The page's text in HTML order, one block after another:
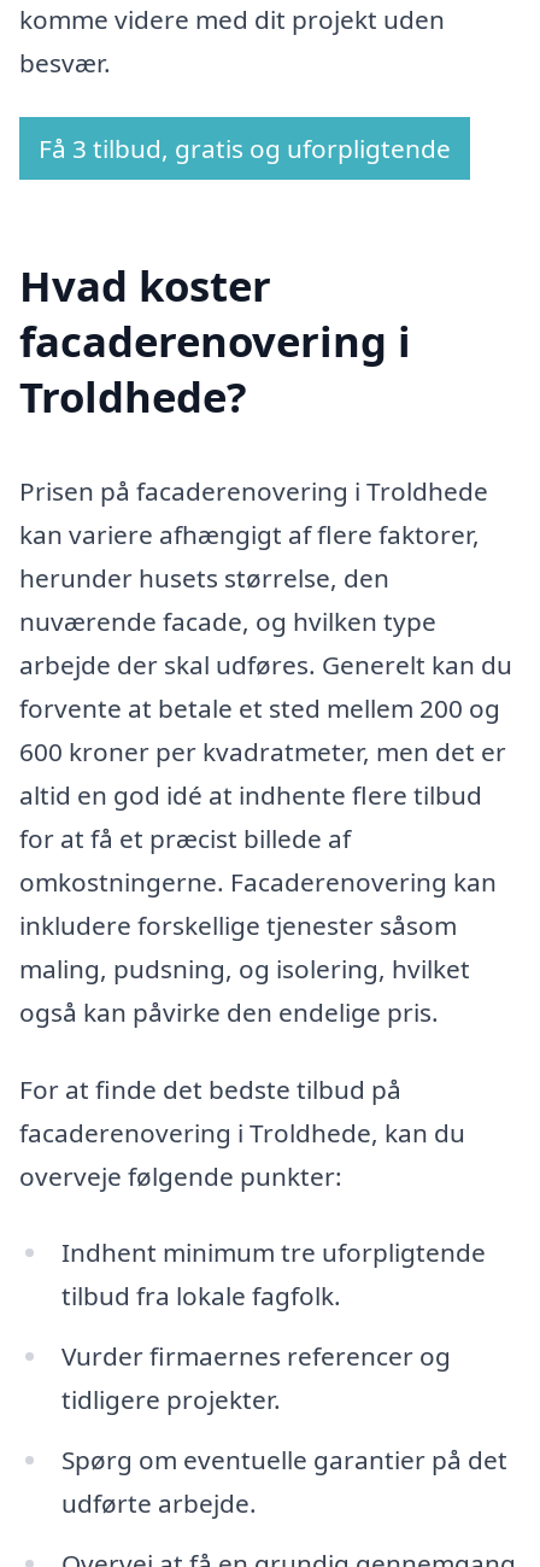
komme videre med dit projekt uden
besvær.
Få 3 tilbud, gratis og uforpligtende
Hvad koster
facaderenovering i
Troldhede?
Prisen på facaderenovering i Troldhede
kan variere afhængigt af flere faktorer,
herunder husets størrelse, den
nuværende facade, og hvilken type
arbejde der skal udføres. Generelt kan du
forvente at betale et sted mellem 200 og
600 kroner per kvadratmeter, men det er
altid en god idé at indhente flere tilbud
for at få et præcist billede af
omkostningerne. Facaderenovering kan
inkludere forskellige tjenester såsom
maling, pudsning, og isolering, hvilket
også kan påvirke den endelige pris.
For at finde det bedste tilbud på
facaderenovering i Troldhede, kan du
overveje følgende punkter:
Indhent minimum tre uforpligtende
tilbud fra lokale fagfolk.
Vurder firmaernes referencer og
tidligere projekter.
Spørg om eventuelle garantier på det
udførte arbejde.